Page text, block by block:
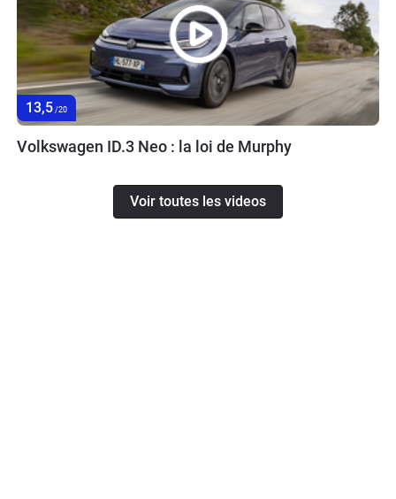
13,5 /20
Volkswagen ID.3 Neo : la loi de Murphy
Voir toutes les videos